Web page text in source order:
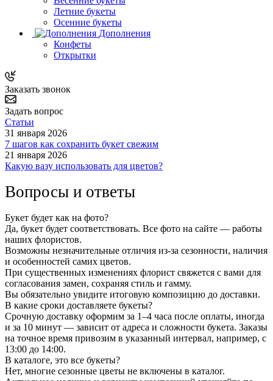
Летние букеты
Осенние букеты
Дополнения
Конфеты
Открытки
Заказать звонок
Задать вопрос
Статьи
31 января 2026
7 шагов как сохранить букет свежим
21 января 2026
Какую вазу использовать для цветов?
Вопросы и ответы
Букет будет как на фото?
Да, букет будет соответствовать. Все фото на сайте — работы
наших флористов.
Возможны незначительные отличия из-за сезонности, наличия
и особенностей самих цветов.
При существенных изменениях флорист свяжется с вами для
согласования замен, сохраняя стиль и гамму.
Вы обязательно увидите итоговую композицию до доставки.
В какие сроки доставляете букеты?
Срочную доставку оформим за 1–4 часа после оплаты, иногда
и за 10 минут — зависит от адреса и сложности букета. Заказы
на точное время привозим в указанный интервал, например, с
13:00 до 14:00.
В каталоге, это все букеты?
Нет, многие сезонные цветы не включены в каталог.